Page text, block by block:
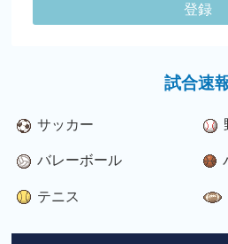
登録
試合速
サッカー
バレーボール
テニス